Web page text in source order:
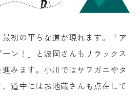
初の平らな道が現れます。「ア
ン！」と波岡さんもリラックス
みます。小川ではサワガニやタ
道中にはお地蔵さんも点在して